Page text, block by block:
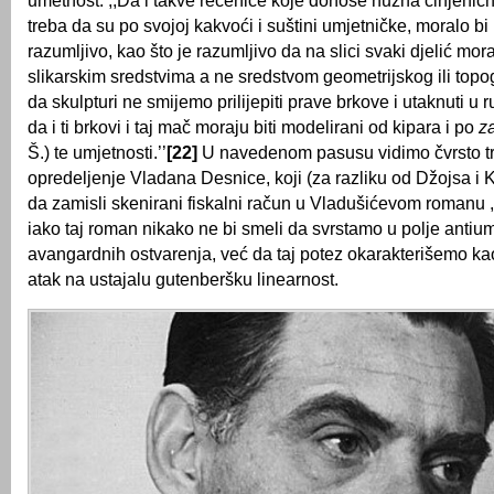
treba da su po svojoj kakvoći i suštini umjetničke, moralo
razumljivo, kao što je razumljivo da na slici svaki djelić
slikarskim sredstvima a ne sredstvom geometrijskog ili
da skulpturi ne smijemo prilijepiti prave brkove i utaknuti u
da i ti brkovi i taj mač moraju biti modelirani od kipara i po
Š.) te umjetnosti.’’[22] U navedenom pasusu vidimo čvrsto
opredeljenje Vladana Desnice, koji (za razliku od Džojsa i
da zamisli skenirani fiskalni račun u Vladušićevom romanu
iako taj roman nikako ne bi smeli da svrstamo u polje
avangardnih ostvarenja, već da taj potez okarakterišemo
atak na ustajalu gutenberšku linearnost.